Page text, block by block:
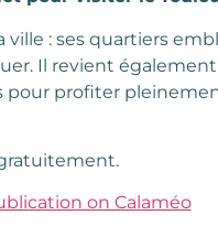
: ses quartiers
Il revient
pour profiter
on Calaméo